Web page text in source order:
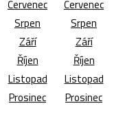
Červenec
Srpen
Září
Říjen
Listopad
Prosinec
Červenec
Srpen
Září
Říjen
Listopad
Prosinec